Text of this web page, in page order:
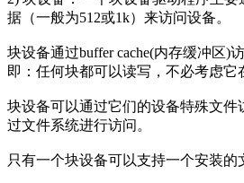
据（一般为512或1k）来访问设备。
块设备通过buffer cache(内存缓冲区)
即：任何块都可以读写，不必考虑它
块设备可以通过它们的设备特殊文件
过文件系统进行访问。
只有一个块设备可以支持一个安装的